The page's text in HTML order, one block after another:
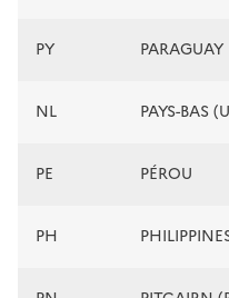
PY PARAGUAY
NL PAYS-BAS
PE PÉROU
PH